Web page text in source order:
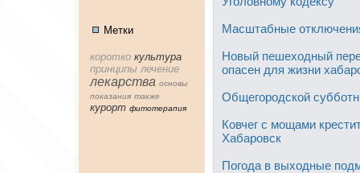
Метки
коpотко культура
принципы лечение
лекарства основы
показания тaкже
куpорт фитотерапия
Масштабные
Новый пешеходный
опасен для жизни
Общегородской
Ковчег с мощами
Хабаровск
Погода в выходные